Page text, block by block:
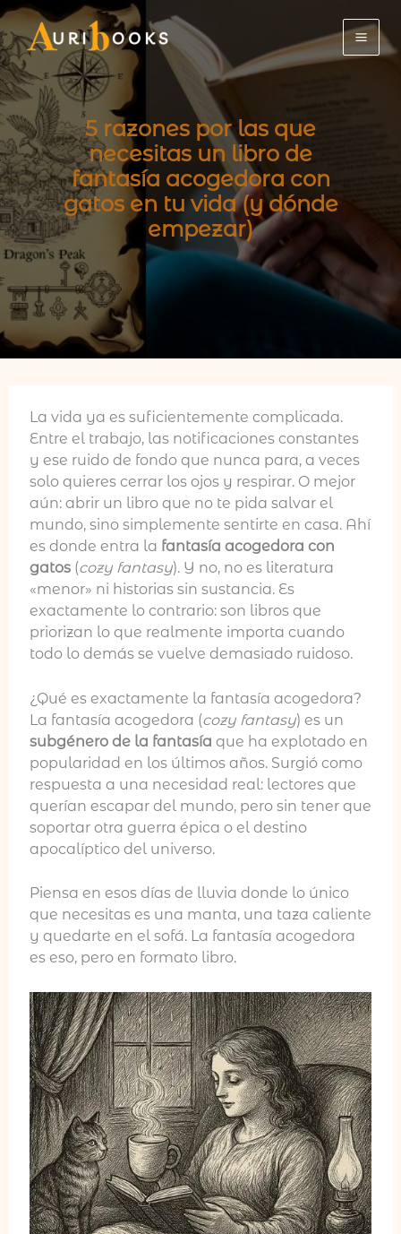
Ir
al
contenido
5 razones por las que
necesitas un libro de
fantasía acogedora con
gatos en tu vida (y dónde
empezar)
La vida ya es suficientemente complicada.
Entre el trabajo, las notificaciones constantes
y ese ruido de fondo que nunca para, a veces
solo quieres cerrar los ojos y respirar. O mejor
aún: abrir un libro que no te pida salvar el
mundo, sino simplemente sentirte en casa. Ahí
es donde entra la fantasía acogedora con
gatos(cozy fantasy). Y no, no es literatura
«menor» ni historias sin sustancia. Es
exactamente lo contrario: son libros que
priorizan lo que realmente importa cuando
todo lo demás se vuelve demasiado ruidoso.
¿Qué es exactamente la fantasía acogedora?
La fantasía acogedora (cozy fantasy) es un
subgénero de la fantasía que ha explotado en
popularidad en los últimos años. Surgió como
respuesta a una necesidad real: lectores que
querían escapar del mundo, pero sin tener que
soportar otra guerra épica o el destino
apocalíptico del universo.
Piensa en esos días de lluvia donde lo único
que necesitas es una manta, una taza caliente
y quedarte en el sofá. La fantasía acogedora
es eso, pero en formato libro.